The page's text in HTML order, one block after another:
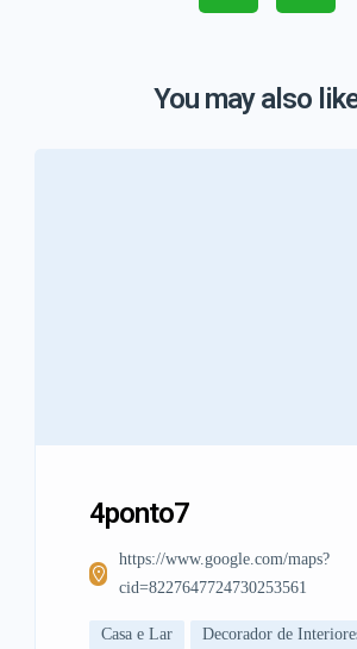
You may also
4ponto7
https://www.google.com/maps?
cid=8227647724730253561
Casa e Lar Decorador de